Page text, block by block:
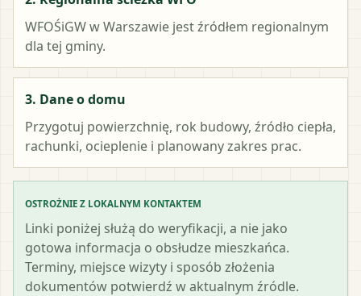
WFOŚiGW w Warszawie jest źródłem regionalnym
dla tej gminy.
3. Dane o domu
Przygotuj powierzchnię, rok budowy, źródło ciepła,
rachunki, ocieplenie i planowany zakres prac.
OSTROŻNIE Z LOKALNYM KONTAKTEM
Linki poniżej służą do weryfikacji, a nie jako
gotowa informacja o obsłudze mieszkańca.
Terminy, miejsce wizyty i sposób złożenia
dokumentów potwierdź w aktualnym źródle.